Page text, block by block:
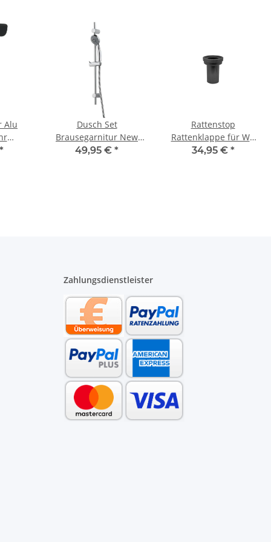
Alu
bis
Dusch Set
Brausegarnitur New
Cento verchromt mit
49,95 € *
Rattenstop
Rattenklappe für WC
Anschlussgarnitur DN
34,95 € *
Zahlungsdienstleister